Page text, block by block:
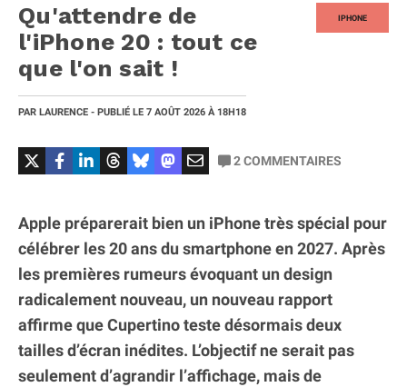
IPHONE
Qu'attendre de
l'iPhone 20 : tout ce
que l'on sait !
PAR LAURENCE - PUBLIÉ LE 7 AOÛT 2026 À 18H18
2COMMENTAIRES
Apple préparerait bien un iPhone très spécial pour
célébrer les 20 ans du smartphone en 2027. Après
les premières rumeurs évoquant un design
radicalement nouveau, un nouveau rapport
affirme que Cupertino teste désormais deux
tailles d’écran inédites. L’objectif ne serait pas
seulement d’agrandir l’affichage, mais de